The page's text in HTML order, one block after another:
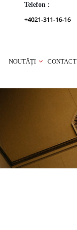
Telefon :
+4021-311-16-16
NOUTĂȚI CONTACT